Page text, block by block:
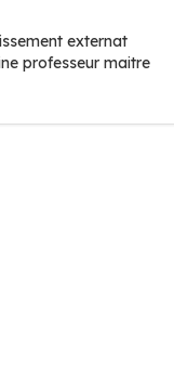
externat
professeur maitre